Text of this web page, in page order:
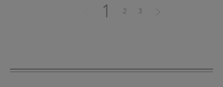
1 2 3